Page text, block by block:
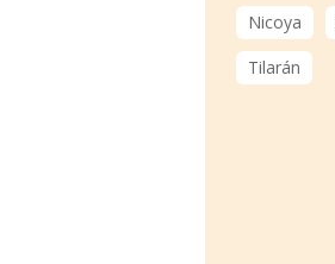
Nicoya
Tilarán